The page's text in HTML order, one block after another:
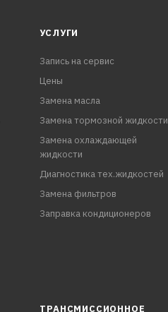
УСЛУГИ
Запись на сервис
Цены
Замена масла
Замена тормозной жидкости
Замена охлаждающей
жидкости
Диагностика тех.жидкостей
Замена фильтров
Заправка кондиционеров
ТРАНСМИССИОННОЕ